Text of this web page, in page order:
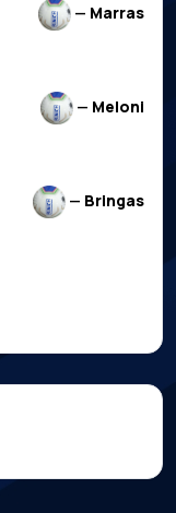
— Marras
— Meloni
— Bringas